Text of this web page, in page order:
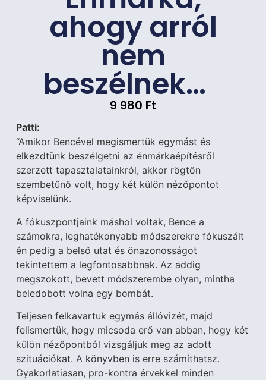
ahogy arról
nem
beszélnek…
9 980 Ft
Patti:
“Amikor Bencével megismertük egymást és
elkezdtünk beszélgetni az énmárkaépítésről
szerzett tapasztalatainkról, akkor rögtön
szembetűnő volt, hogy két külön nézőpontot
képviselünk.
A fókuszpontjaink máshol voltak, Bence a
számokra, leghatékonyabb módszerekre fókuszált
én pedig a belső utat és önazonosságot
tekintettem a legfontosabbnak. Az addig
megszokott, bevett módszerembe olyan, mintha
beledobott volna egy bombát.
Teljesen felkavartuk egymás állóvizét, majd
felismertük, hogy micsoda erő van abban, hogy két
külön nézőpontból vizsgáljuk meg az adott
szituációkat. A könyvben is erre számíthatsz.
Gyakorlatiasan, pro-kontra érvekkel minden